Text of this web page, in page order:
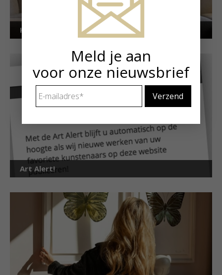
Kunstuitleen voor particulieren
Art Alert!
Meld je aan
voor onze nieuwsbrief
mailadres *